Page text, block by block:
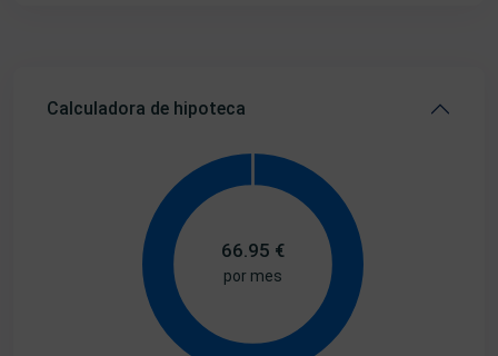
Calculadora de hipoteca
66.95 €
por mes